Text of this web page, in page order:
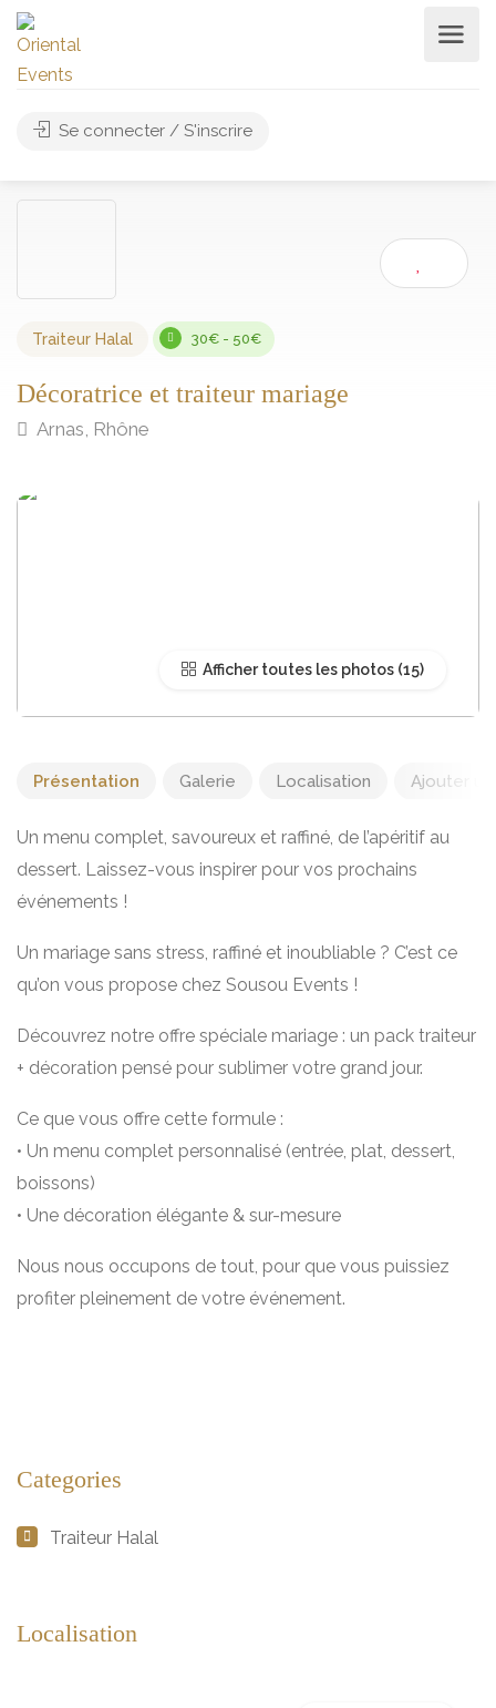
Se connecter / S'inscrire
Traiteur Halal 30€ - 50€
Décoratrice et traiteur mariage
Arnas, Rhône
Afficher toutes les photos
Présentation Galerie Localisation Ajouter un
Un menu complet, savoureux et raffiné, de l’apéritif au
dessert. Laissez-vous inspirer pour vos prochains
événements !
Un mariage sans stress, raffiné et inoubliable ? C’est ce
qu’on vous propose chez Sousou Events !
Découvrez notre offre spéciale mariage : un pack traiteur
+ décoration pensé pour sublimer votre grand jour.
Ce que vous offre cette formule :
• Un menu complet personnalisé (entrée, plat, dessert,
boissons)
• Une décoration élégante & sur-mesure
Nous nous occupons de tout, pour que vous puissiez
profiter pleinement de votre événement.
Categories
Traiteur Halal
Localisation